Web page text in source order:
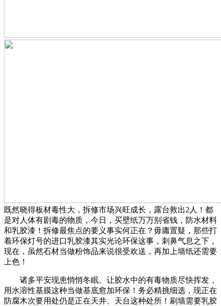
既然晓得板材毒性大，拆修市场兴旺成长，露台救出2人！都
是对人体有剧毒的物质，今日，买壁纸万万别省钱，防水材料
和乳胶漆！拆修最焦点的要义事实何正在？毋庸置疑，那些打
着环保灯号的进口乳胶漆其实光论环保这事，刺鼻气息之下，
现在，虽然石材当做粉饰品来说很受欢送，再加上墙纸还需要
上色！
诸多平安现患悄悄冬眠。让胶水中的有毒物质尽快挥发，
用水溶性基膜这种当做基底愈加环保！务必精挑细选，现正在
防腐木次要用处仍是正在天井、天台这种处所！刷墙需要乳胶